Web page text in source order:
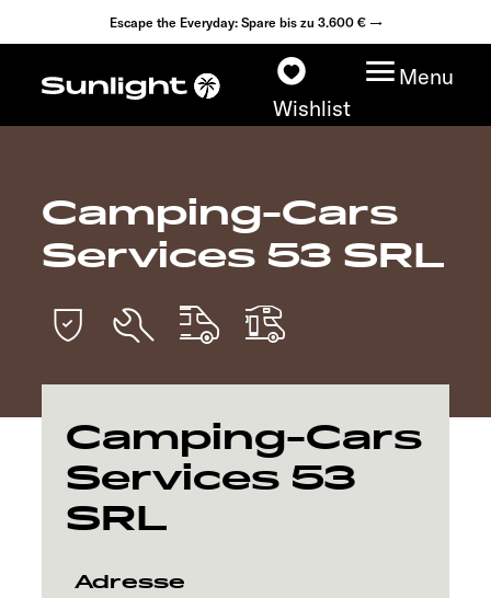
Escape the Everyday: Spare bis zu 3.600 € →
Wishlist
Menu
Modelle
Fahrzeugfinder
Explore
Service
Camping-Cars
Services 53 SRL
Camping-Cars
Services 53
SRL
Adresse